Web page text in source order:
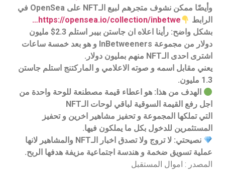
وأيضًا ممكن نشوف متجرهم لبيع الـNFT على OpenSea في
الرابط
https://opensea.io/collection/inbetwe…
بشكل واضح: رأينا اعلاه ان جاستن بيبر استلم 2.3$ مليون
دولار من مجموعة InBetweeners و هو بعد خمسة ساعات
اشترى احدى الـNFT منهم بمليون دولار.
يعني مقابل اسمه و صوته الاعلامي و الماركتنج استلم جاستن
1.3 مليون.
الهدف من هذا: هو اعطاء قيمة مصطنعة للوحة واحدة من
اجل رفع القيمة السوقية لباقي لوحات الـNFT
التي تملكها المجموعة و تحفيز مشاهير اخرين و تحفيز
المستثمرين للدخول بكل ما يملكون فيها.
نصيحتي: لا تروج ولا تصدق اخبار الـNFT والمشاهير لانها
عملية تسويق ضخمة و هندسة اجتماعية مزيفة هدفها الربح.
المصدر : اموال المستقبل